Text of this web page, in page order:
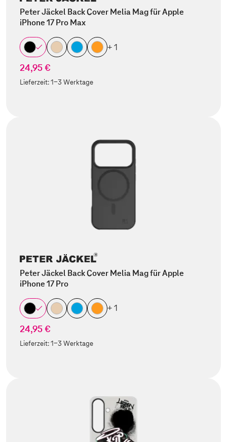
Peter Jäckel Back Cover Melia Mag für Apple
iPhone 17 Pro Max
+ 1
24,95 €
Lieferzeit:1-3 Werktage
Peter Jäckel Back Cover Melia Mag für Apple
iPhone 17 Pro
+ 1
24,95 €
Lieferzeit:1-3 Werktage